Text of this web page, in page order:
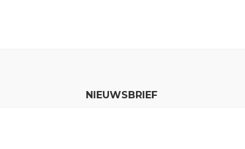
NIEUWSBRIEF